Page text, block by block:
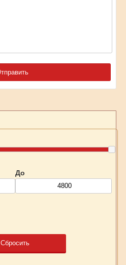
До
Сбросить